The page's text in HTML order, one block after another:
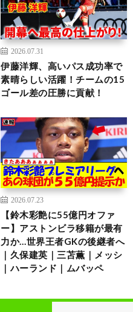
2026.07.31
伊藤洋輝、高いパス成功率で
素晴らしい活躍！チームの15
ゴール差の圧勝に貢献！
2026.07.23
【鈴木彩艶に55億円オファ
ー】アストンビラ移籍が最有
力か…世界王者GKの後継者へ
｜久保建英｜三苫薫｜メッシ
｜ハーランド｜ムバッペ